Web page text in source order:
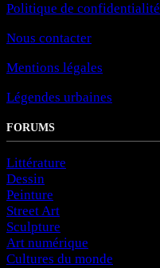
Politique de confidentialité
Nous contacter
Mentions légales
Légendes urbaines
FORUMS
Littérature
Dessin
Peinture
Street Art
Sculpture
Art numérique
Cultures du monde